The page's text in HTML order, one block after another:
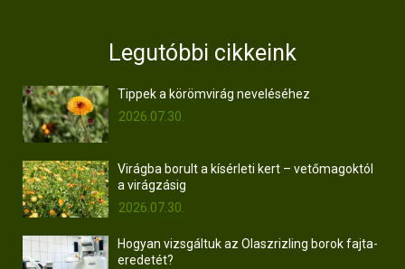
Legutóbbi cikkeink
Tippek a körömvirág neveléséhez
2026.07.30.
Virágba borult a kísérleti kert – vetőmagoktól
a virágzásig
2026.07.30.
Hogyan vizsgáltuk az Olaszrizling borok fajta-
eredetét?